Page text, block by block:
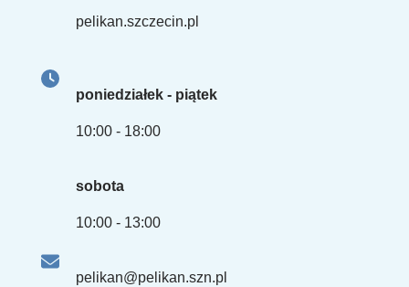
pelikan.szczecin.pl
poniedziałek - piątek
10:00 - 18:00
sobota
10:00 - 13:00
pelikan@pelikan.szn.pl